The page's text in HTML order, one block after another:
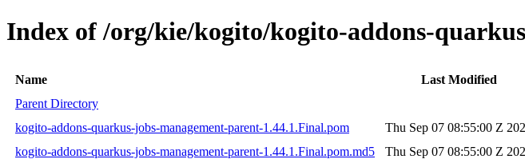
Index of /org/kie/kogito/kogito-addons-
Name Last Modified
Parent Directory
kogito-addons-quarkus-jobs-management-parent-1.44.1.Final.pom
Thu Sep 07 08:55:00 Z
kogito-addons-quarkus-jobs-management-parent-1.44.1.Final.pom.md5
Thu Sep 07 08:55:00 Z